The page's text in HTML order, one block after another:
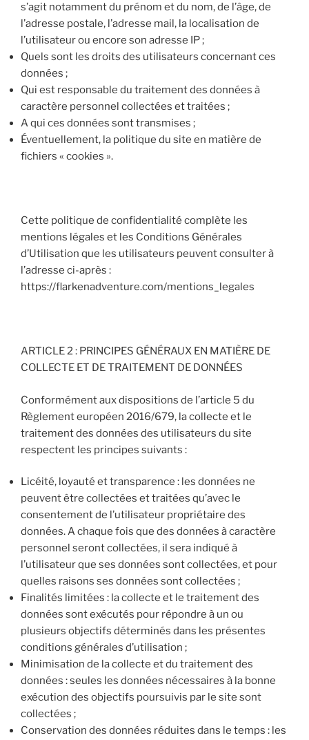
s’agit notamment du prénom et du nom, de l’âge, de
l’adresse postale, l’adresse mail, la localisation de
l’utilisateur ou encore son adresse IP ;
Quels sont les droits des utilisateurs concernant ces
données ;
Qui est responsable du traitement des données à
caractère personnel collectées et traitées ;
A qui ces données sont transmises ;
Éventuellement, la politique du site en matière de
fichiers « cookies ».
Cette politique de confidentialité complète les
mentions légales et les Conditions Générales
d’Utilisation que les utilisateurs peuvent consulter à
l’adresse ci-après :
https://flarkenadventure.com/mentions_legales
ARTICLE 2 : PRINCIPES GÉNÉRAUX EN MATIÈRE DE
COLLECTE ET DE TRAITEMENT DE DONNÉES
Conformément aux dispositions de l’article 5 du
Règlement européen 2016/679, la collecte et le
traitement des données des utilisateurs du site
respectent les principes suivants :
Licéité, loyauté et transparence : les données ne
peuvent être collectées et traitées qu’avec le
consentement de l’utilisateur propriétaire des
données. A chaque fois que des données à caractère
personnel seront collectées, il sera indiqué à
l’utilisateur que ses données sont collectées, et pour
quelles raisons ses données sont collectées ;
Finalités limitées : la collecte et le traitement des
données sont exécutés pour répondre à un ou
plusieurs objectifs déterminés dans les présentes
conditions générales d’utilisation ;
Minimisation de la collecte et du traitement des
données : seules les données nécessaires à la bonne
exécution des objectifs poursuivis par le site sont
collectées ;
Conservation des données réduites dans le temps : les